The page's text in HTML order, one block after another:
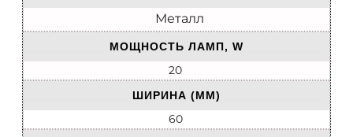
Металл
МОЩНОСТЬ ЛАМП, W
20
ШИРИНА (ММ)
60